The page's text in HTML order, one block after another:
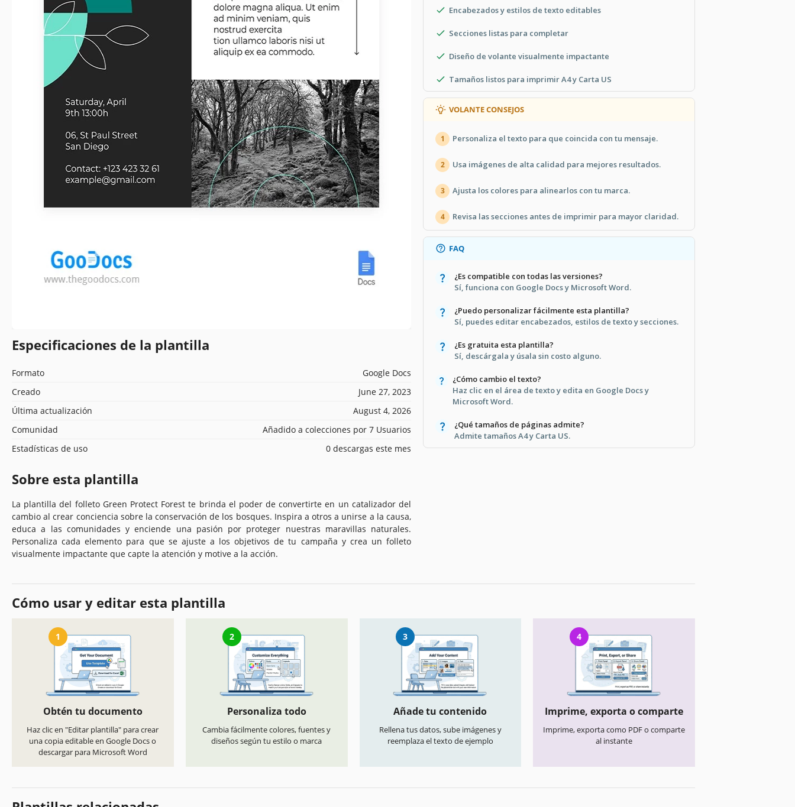
Especificaciones de la plantilla
Formato
Google Docs
Creado
June 27, 2023
Última actualización
August 4, 2026
Comunidad
Añadido a colecciones por 7 Usuarios
Estadísticas de uso
0 descargas este mes
Sobre esta plantilla
La plantilla del folleto Green Protect Forest te brinda el poder de convertirte en un catalizador del
cambio al crear conciencia sobre la conservación de los bosques. Inspira a otros a unirse a la causa,
educa a las comunidades y enciende una pasión por proteger nuestras maravillas naturales.
Personaliza cada elemento para que se ajuste a los objetivos de tu campaña y crea un folleto
visualmente impactante que capte la atención y motive a la acción.
Encabezados y estilos de texto editables
Secciones listas para completar
Diseño de volante visualmente impactante
Tamaños listos para imprimir A4 y Carta US
VOLANTE CONSEJOS
1 Personaliza el texto para que coincida con tu mensaje.
2 Usa imágenes de alta calidad para mejores resultados.
3 Ajusta los colores para alinearlos con tu marca.
4 Revisa las secciones antes de imprimir para mayor claridad.
FAQ
¿Es compatible con todas las versiones?
Sí, funciona con Google Docs y Microsoft Word.
¿Puedo personalizar fácilmente esta plantilla?
Sí, puedes editar encabezados, estilos de texto y secciones.
¿Es gratuita esta plantilla?
Sí, descárgala y úsala sin costo alguno.
¿Cómo cambio el texto?
Haz clic en el área de texto y edita en Google Docs y
Microsoft Word.
¿Qué tamaños de páginas admite?
Admite tamaños A4 y Carta US.
Cómo usar y editar esta plantilla
1
Obtén tu documento
Haz clic en "Editar plantilla" para crear
una copia editable en Google Docs o
descargar para Microsoft Word
2
Personaliza todo
Cambia fácilmente colores, fuentes y
diseños según tu estilo o marca
3
Añade tu contenido
Rellena tus datos, sube imágenes y
reemplaza el texto de ejemplo
4
Imprime, exporta o comparte
Imprime, exporta como PDF o comparte
al instante